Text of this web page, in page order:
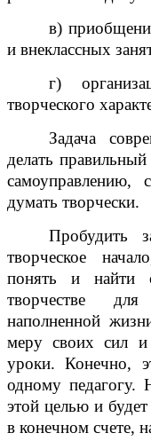
в)
и внеклассных
г)
творческого
Задача
делать
самоуправлению,
думать творчески.
Пробудить
творческое
понять и найти
творчестве
наполненной
меру своих сил и
уроки. Конечно,
одному педагогу.
этой целью и
в конечном счете,